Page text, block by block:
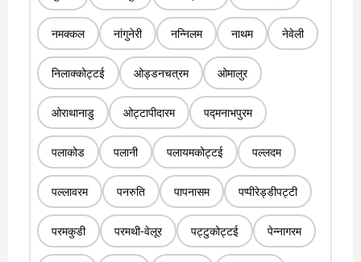
नमक्कल नांगुनेरी नन्निलम नाथम नेवेली
निलाक्कोट्टई ओड्डनचत्रम ओमालुर
ओराथानाडु ओट्टापीदारम पद्मनाभपुरम
पलाकोड पलानी पलायमकोट्टई पल्लदम
पल्लावरम पनरुति पापनासम पप्पीरेड्डीपट्टी
परमकुडी परमथी-वेलूर पट्टुकोट्टई पेन्नागरम